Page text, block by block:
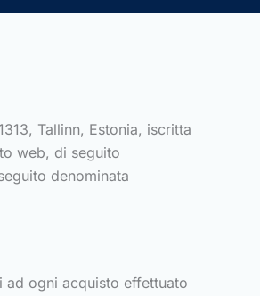
Tallinn, Estonia, iscritta
web, di seguito
denominata
ogni acquisto effettuato